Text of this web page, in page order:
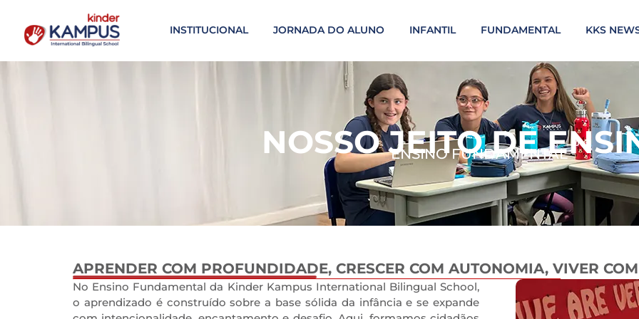
INSTITUCIONAL JORNADA DO ALUNO INFANTIL FUNDAMENTAL KKS
NOSSO JEITO DE
ENSINO FUNDAMENTAL
APRENDER COM PROFUNDIDADE, CRESCER COM AUTONOMIA, VIVER
0
No Ensino Fundamental da Kinder Kampus International Bilingual School,
o aprendizado é construído sobre a base sólida da infância e se expande